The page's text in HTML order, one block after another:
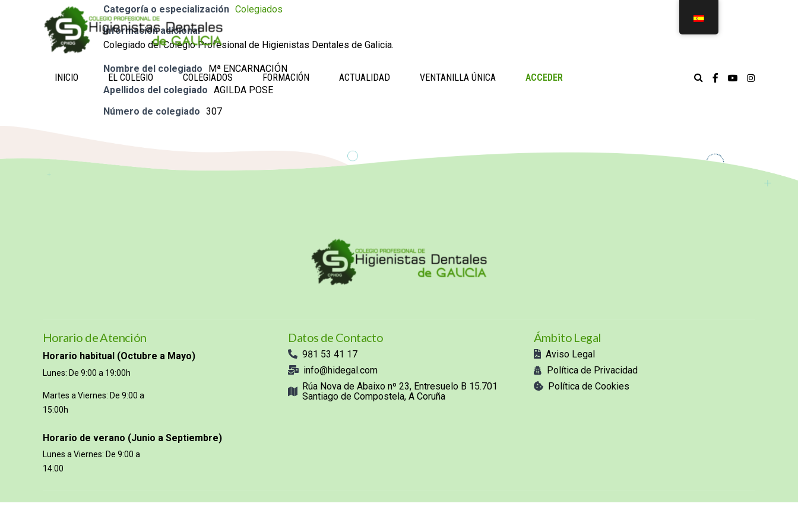
INICIO EL COLEGIO COLEGIADOS FORMACIÓN ACTUALIDAD VENTANILLA ÚNICA ACCEDER
Categoría o especialización Colegiados
Información adicional
Colegiado del Colegio Profesional de Higienistas Dentales de Galicia.
Nombre del colegiado
Mª ENCARNACIÓN
Apellidos del colegiado AGILDA POSE
Número de colegiado 307
Horario de Atención
Horario habitual (Octubre a Mayo)
Lunes: De 9:00 a 19:00h
Martes a Viernes: De 9:00 a
15:00h
Horario de verano (Junio a Septiembre)
Lunes a Viernes: De 9:00 a
14:00
Datos de Contacto
981 53 41 17
info@hidegal.com
Rúa Nova de Abaixo nº 23, Entresuelo B 15.701
Santiago de Compostela, A Coruña
Ámbito Legal
Aviso Legal
Política de Privacidad
Política de Cookies